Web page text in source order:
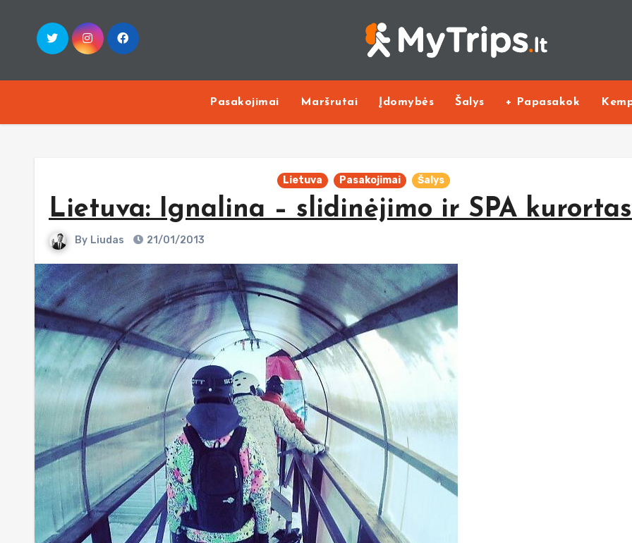
content
Pasakojimai Maršrutai Įdomybės Šalys + Papasakok
Lietuva Pasakojimai Šalys
Lietuva: Ignalina – slidinėjimo ir SPA kurortas
By Liudas 21/01/2013